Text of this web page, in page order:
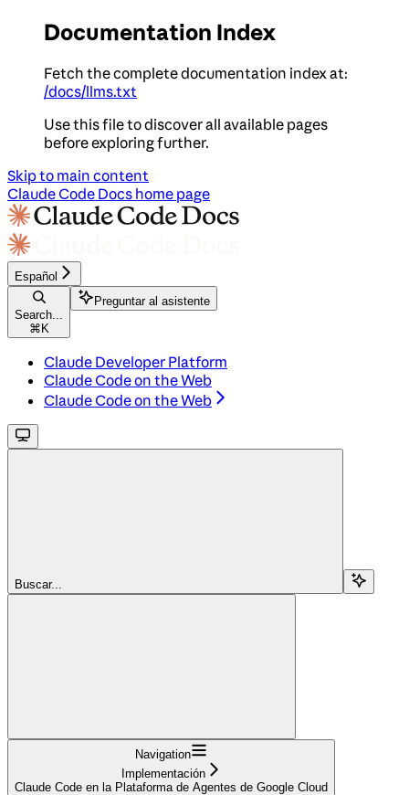
Documentation Index
Fetch the complete documentation index at:
/docs/llms.txt
Use this file to discover all available pages
before exploring further.
Skip to main content
Claude Code Docs home page
Español
Search...
⌘ K
Preguntar al asistente
Claude Developer Platform
Claude Code on the Web
Claude Code on the Web
Buscar...
Navigation
Implementación
Claude Code en la Plataforma de Agentes de Google Cloud